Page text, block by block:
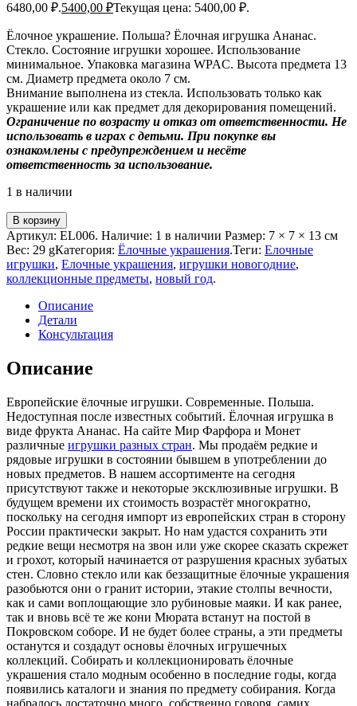
6480,00 ₽.5400,00 ₽Текущая цена: 5400,00 ₽.
Ёлочное украшение. Польша? Ёлочная игрушка Ананас.
Стекло. Состояние игрушки хорошее. Использование
минимальное. Упаковка магазина WPAC. Высота предмета 13
см. Диаметр предмета около 7 см.
Внимание выполнена из стекла. Использовать только как
украшение или как предмет для декорирования помещений.
Ограничение по возрасту и отказ от ответственности. Не
использовать в играх с детьми. При покупке вы
ознакомлены с предупреждением и несёте
ответственность за использование.
1 в наличии
В корзину
Артикул: EL006. Наличие: 1 в наличии Размер: 7 × 7 × 13 см
Вес: 29 gКатегория: Ёлочные украшения.Теги: Елочные
игрушки, Елочные украшения, игрушки новогодние,
коллекционные предметы, новый год.
Описание
Детали
Консультация
Описание
Европейские ёлочные игрушки. Современные. Польша.
Недоступная после известных событий. Ёлочная игрушка в
виде фрукта Ананас. На сайте Мир Фарфора и Монет
различные игрушки разных стран. Мы продаём редкие и
рядовые игрушки в состоянии бывшем в употреблении до
новых предметов. В нашем ассортименте на сегодня
присутствуют также и некоторые эксклюзивные игрушки. В
будущем времени их стоимость возрастёт многократно,
поскольку на сегодня импорт из европейских стран в сторону
России практически закрыт. Но нам удастся сохранить эти
редкие вещи несмотря на звон или уже скорее сказать скрежет
и грохот, который начинается от разрушения красных зубатых
стен. Словно стекло или как беззащитные ёлочные украшения
разобьются они о гранит истории, этакие столпы вечности,
как и сами воплощающие зло рубиновые маяки. И как ранее,
так и вновь всё те же кони Мюрата встанут на постой в
Покровском соборе. И не будет более страны, а эти предметы
останутся и создадут основы ёлочных игрушечных
коллекций. Собирать и коллекционировать ёлочные
украшения стало модным особенно в последние годы, когда
появились каталоги и знания по предмету собирания. Когда